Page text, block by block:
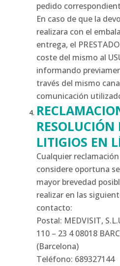
pedido
En caso de que la
realizara con el
entrega, el
coste del mismo al
informando
través del mismo
comunicación
RESOLUCIÓN
LITIGIOS EN
Cualquier reclamación
considere oportuna
mayor brevedad
realizar en las
contacto:
Postal: MEDVISIT,
110 – 23 4 08018
(Barcelona)
Teléfono: 689327144